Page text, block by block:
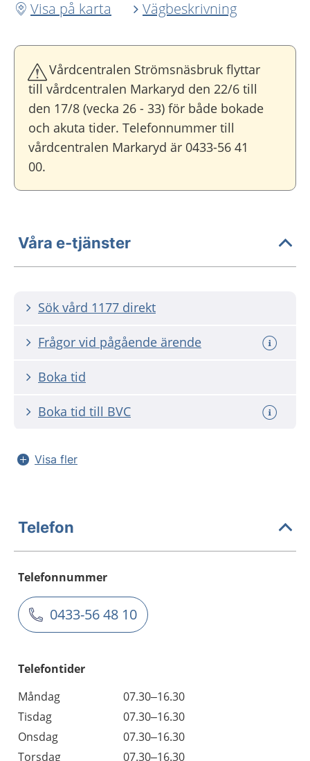
Visa på karta
Vägbeskrivning
Vårdcentralen Strömsnäsbruk flyttar
till vårdcentralen Markaryd den 22/6 till
den 17/8 (vecka 26 - 33) för både bokade
och akuta tider. Telefonnummer till
vårdcentralen Markaryd är 0433-56 41
00.
Våra e-tjänster
Sök vård 1177 direkt
Frågor vid pågående ärende
Boka tid
Boka tid till BVC
Visa fler
Telefon
Telefonnummer
0433-56 48 10
Telefontider
Måndag
07.30–16.30
Tisdag
07.30–16.30
Onsdag
07.30–16.30
Torsdag
07.30–16.30